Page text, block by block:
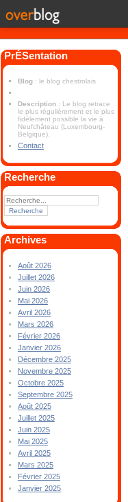
PrÉSentation
Blog : le blog chestrolais
Description : Le blog retrace
le plus régulièrement et le plus
fidèlement possible la vie à
Neufchâteau (Luxembourg-
Belgique).
Contact
Recherche
Archives
Août 2026
Juillet 2026
Juin 2026
Mai 2026
Avril 2026
Mars 2026
Février 2026
Janvier 2026
Décembre 2025
Novembre 2025
Octobre 2025
Septembre 2025
Août 2025
Juillet 2025
Juin 2025
Mai 2025
Avril 2025
Mars 2025
Février 2025
Janvier 2025